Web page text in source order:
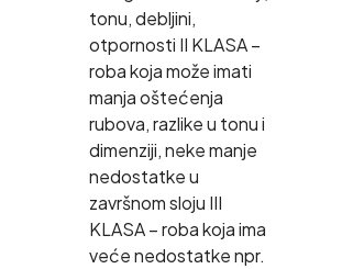
tonu, debljini,
otpornosti II KLASA –
roba koja može imati
manja oštećenja
rubova, razlike u tonu i
dimenziji, neke manje
nedostatke u
završnom sloju III
KLASA – roba koja ima
veće nedostatke npr.